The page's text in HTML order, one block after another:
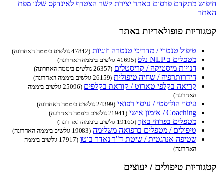
חיפוש מתקדם פרסום באתר יצירת קשר הצטרף לאינדקס שלנו מפת
האתר
קטגוריות פופולאריות באתר
טיפול טנטרי / מדריכי טנטרה וזוגיות (47842 גולשים ביממה האחרונה)
מטפלים ב NLP נלפ (41695 גולשים ביממה האחרונה)
חנויות מיסטיקה / קריסטלים (26357 גולשים ביממה האחרונה)
הידרותרפיה / שחיה טיפולית (26159 גולשים ביממה האחרונה)
קריאה בקלפי טארוט / קוראת בקלפים
(25096 גולשים ביממה
האחרונה)
עיסוי הוליסטי / עיסוי רפואי (24399 גולשים ביממה האחרונה)
Coaching / אימון אישי (21941 גולשים ביממה האחרונה)
מטפלים בפרחי באך (19165 גולשים ביממה האחרונה)
טיפולים / מטפלים ברפואה משלימה (19083 גולשים ביממה האחרונה)
שטיפה אנרגטית / שיטת ד"ר נאדר בוטו
(17917 גולשים ביממה
האחרונה)
קטגוריות טיפולים / יעוצים